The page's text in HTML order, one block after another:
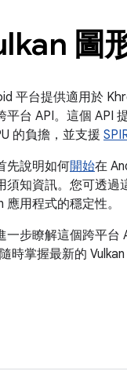
圖
平台提供適用於
平台 API。這個 API
的負擔，並支援
先說明如何開始在
須知資訊。您可透過
應用程式的穩定性。
一步瞭解這個跨平台
隨時掌握最新的